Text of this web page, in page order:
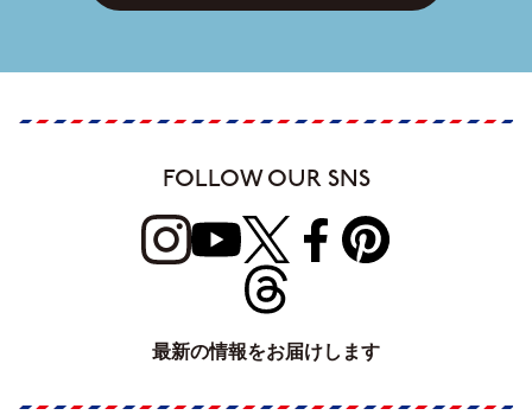
FOLLOW OUR SNS
最新の情報をお届けします